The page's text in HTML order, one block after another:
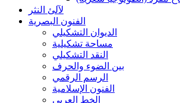
لآلئ النثر
الفنون البصرية
الديوان التشكيلي
مساحة تشكيلية
النقد التشكيلي
بين الضوء والحرف
الرسم الرقمي
الفنون الإسلامية
الخط العربي